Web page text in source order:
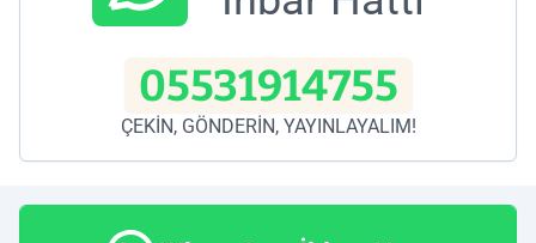
05531914755
ÇEKİN, GÖNDERİN, YAYINLAYALIM!